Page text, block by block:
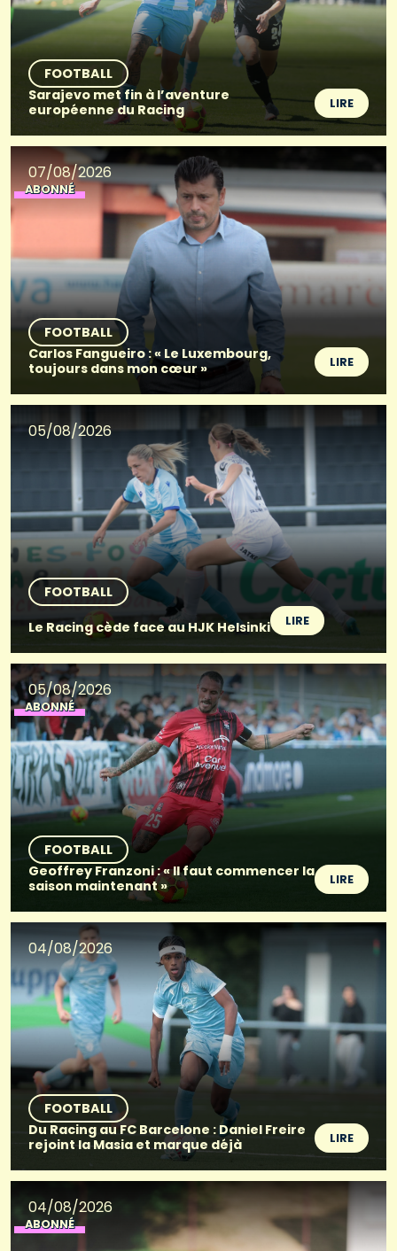
FOOTBALL
Sarajevo met fin à l’aventure
européenne du Racing
LIRE
07/08/2026
ABONNÉ
FOOTBALL
Carlos Fangueiro : « Le Luxembourg,
toujours dans mon cœur »
LIRE
05/08/2026
FOOTBALL
Le Racing cède face au HJK Helsinki
LIRE
05/08/2026
ABONNÉ
FOOTBALL
Geoffrey Franzoni : « Il faut commencer la
saison maintenant »
LIRE
04/08/2026
FOOTBALL
Du Racing au FC Barcelone : Daniel Freire
rejoint la Masia et marque déjà
LIRE
04/08/2026
ABONNÉ